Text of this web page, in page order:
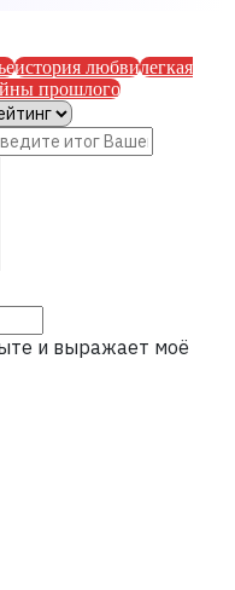
история любвилегкая
прошлого
и выражает моё